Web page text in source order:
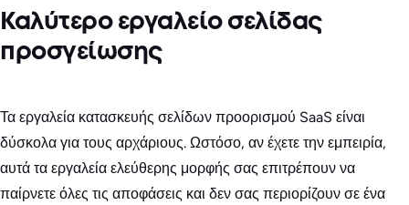
Καλύτερο εργαλείο σελίδας
προσγείωσης
Τα εργαλεία κατασκευής σελίδων προορισμού SaaS είναι
δύσκολα για τους αρχάριους. Ωστόσο, αν έχετε την εμπειρία,
αυτά τα εργαλεία ελεύθερης μορφής σας επιτρέπουν να
παίρνετε όλες τις αποφάσεις και δεν σας περιορίζουν σε ένα